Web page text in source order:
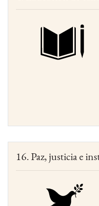
16. Paz, justicia e